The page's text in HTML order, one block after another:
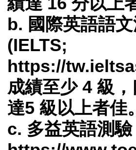
b. 國際英語語
(IELTS;
https://
成績至少 4 級
達5 級以上者佳。
c. 多益英語測